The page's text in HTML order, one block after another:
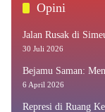
Opini
Jalan Rusak di
30 Juli 2026
Bejamu Saman:
6 April 2026
Represi di Ruang